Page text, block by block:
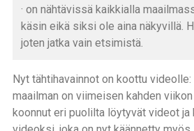
· on nähtävissä kaikkialla
käsin eikä siksi ole aina näkyvillä.
joten jatka vain etsimistä.
Nyt tähtihavainnot on koottu
maailman on viimeisen kahden
koonnut eri puolilta löytyvät videot ja